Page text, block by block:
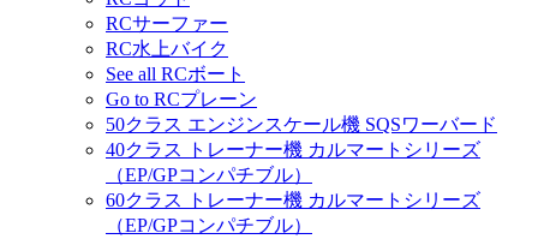
RCサーファー
RC水上バイク
See all RCボート
Go to RCプレーン
50クラス エンジンスケール機 SQSワーバード
40クラス トレーナー機 カルマートシリーズ
（EP/GPコンパチブル）
60クラス トレーナー機 カルマートシリーズ
（EP/GPコンパチブル）